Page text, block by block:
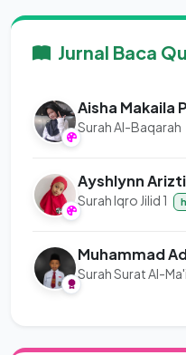
Jurnal Baca
Aisha Makaila
Surah Al-Baqarah
Ayshlynn
Surah Iqro Jilid 1
Muhammad
Surah Surat Al-